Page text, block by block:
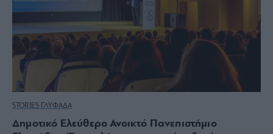
STORIES ΓΛΥΦΑΔΑ
Δημοτικό Ελεύθερο Ανοικτό Πανεπιστήμιο